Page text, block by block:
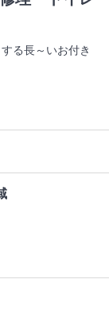
る長～いお付き